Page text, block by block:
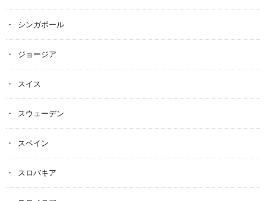
シンガポール
ジョージア
スイス
スウェーデン
スペイン
スロバキア